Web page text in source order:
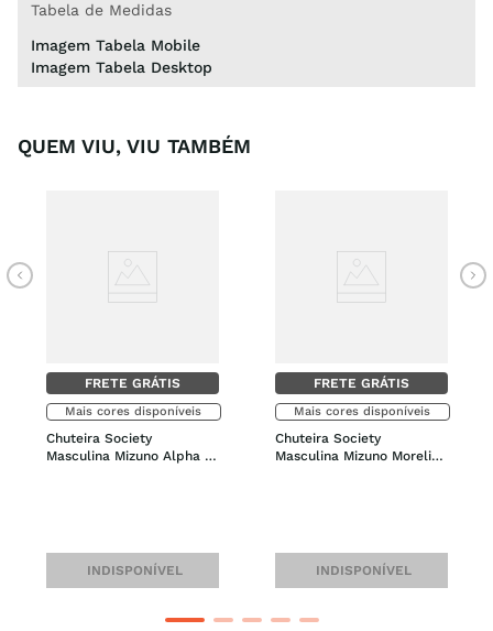
Tabela de Medidas
Imagem Tabela Mobile
Imagem Tabela Desktop
QUEM VIU, VIU TAMBÉM
FRETE GRÁTIS
Mais cores disponíveis
Chuteira Society
Masculina Mizuno Alpha
INDISPONÍVEL
FRETE GRÁTIS
Mais cores disponíveis
Chuteira Society
Masculina Mizuno Morelia
INDISPONÍVEL